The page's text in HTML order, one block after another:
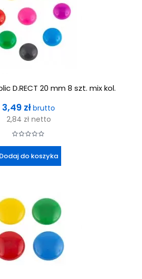
D.RECT 20 mm 8 szt. mix kol.
Cena
3,49 zł brutto
2,84 zł netto
Dodaj do koszyka